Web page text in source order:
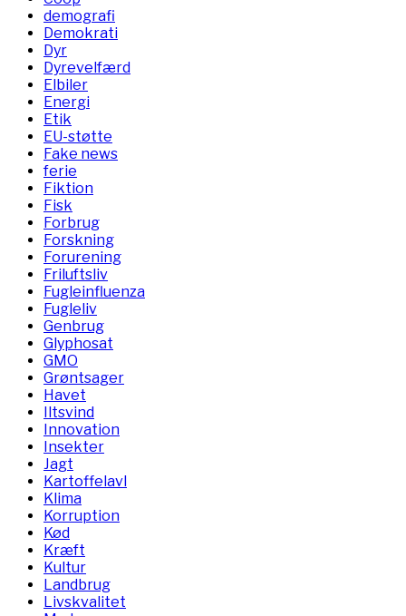
demografi
Demokrati
Dyr
Dyrevelfærd
Elbiler
Energi
Etik
EU-støtte
Fake news
ferie
Fiktion
Fisk
Forbrug
Forskning
Forurening
Friluftsliv
Fugleinfluenza
Fugleliv
Genbrug
Glyphosat
GMO
Grøntsager
Havet
Iltsvind
Innovation
Insekter
Jagt
Kartoffelavl
Klima
Korruption
Kød
Kræft
Kultur
Landbrug
Livskvalitet